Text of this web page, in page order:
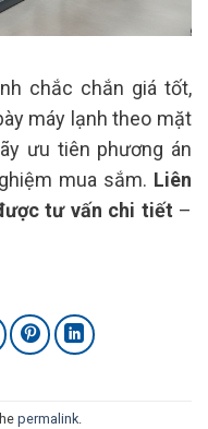
chắc chắn giá tốt,
máy lạnh theo mặt
ưu tiên phương án
mua sắm. Liên
tư vấn chi tiết –
permalink.